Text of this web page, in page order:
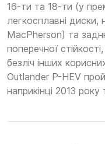
16-ти та 18-ти (у
легкосплавні
MacPherson) та
поперечної
безліч інших
Outlander P-HEV
наприкінці 2013 року